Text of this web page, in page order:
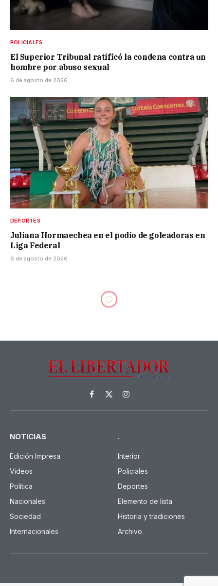
POLICIALES
El Superior Tribunal ratificó la condena contra un
hombre por abuso sexual
6 de agosto de 2026
DEPORTES
Juliana Hormaechea en el podio de goleadoras en
Liga Federal
6 de agosto de 2026
Facebook
X
(Twitter)
Instagram
NOTICIAS
Edición Impresa
Videos
Política
Nacionales
Sociedad
Internacionales
.
Interior
Policiales
Deportes
Elemento de lista
Historia y tradiciones
Archivo